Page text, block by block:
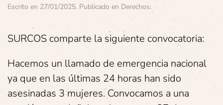
Escrito en 27/01/2025. Publicado en Derechos.
SURCOS comparte la siguiente convocatoria:
Hacemos un llamado de emergencia nacional
ya que en las últimas 24 horas han sido
asesinadas 3 mujeres. Convocamos a una